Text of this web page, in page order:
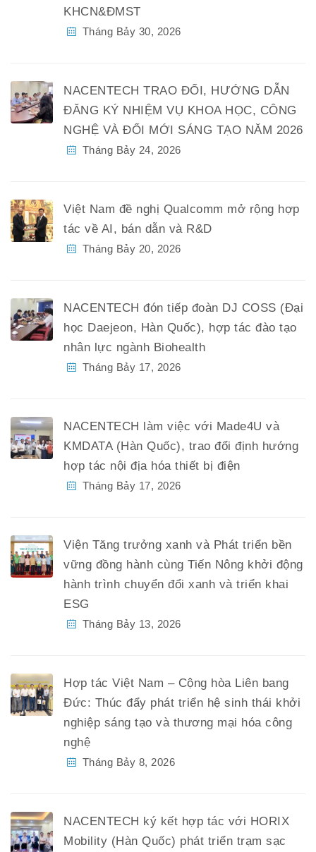
KHCN&ĐMST
Tháng Bảy 30, 2026
NACENTECH TRAO ĐỔI, HƯỚNG DẪN
ĐĂNG KÝ NHIỆM VỤ KHOA HỌC, CÔNG
NGHỆ VÀ ĐỔI MỚI SÁNG TẠO NĂM 2026
Tháng Bảy 24, 2026
Việt Nam đề nghị Qualcomm mở rộng hợp
tác về AI, bán dẫn và R&D
Tháng Bảy 20, 2026
NACENTECH đón tiếp đoàn DJ COSS (Đại
học Daejeon, Hàn Quốc), hợp tác đào tạo
nhân lực ngành Biohealth
Tháng Bảy 17, 2026
NACENTECH làm việc với Made4U và
KMDATA (Hàn Quốc), trao đổi định hướng
hợp tác nội địa hóa thiết bị điện
Tháng Bảy 17, 2026
Viện Tăng trưởng xanh và Phát triển bền
vững đồng hành cùng Tiến Nông khởi động
hành trình chuyển đổi xanh và triển khai
ESG
Tháng Bảy 13, 2026
Hợp tác Việt Nam – Cộng hòa Liên bang
Đức: Thúc đẩy phát triển hệ sinh thái khởi
nghiệp sáng tạo và thương mại hóa công
nghệ
Tháng Bảy 8, 2026
NACENTECH ký kết hợp tác với HORIX
Mobility (Hàn Quốc) phát triển trạm sạc